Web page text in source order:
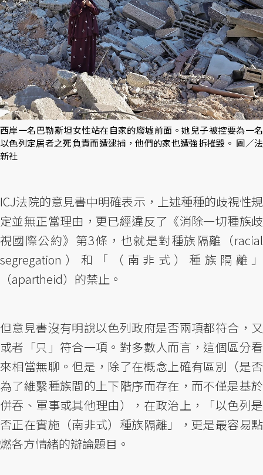
西岸一名巴勒斯坦女性站在自家的廢墟前面。她兒子被控要為一名
以色列定居者之死負責而遭逮捕，他們的家也遭強拆摧毀。 圖／法
新社
ICJ法院的意見書中明確表示，上述種種的歧視性規
定並無正當理由，更已經違反了《消除一切種族歧
視國際公約》第3條，也就是對種族隔離（racial
segregation）和「（南非式）種族隔離」
（apartheid）的禁止。
但意見書沒有明說以色列政府是否兩項都符合，又
或者「只」符合一項。對多數人而言，這個區分看
來相當無聊。但是，除了在概念上確有區別（是否
為了維繫種族間的上下階序而存在，而不僅是基於
併吞、軍事或其他理由），在政治上，「以色列是
否正在實施（南非式）種族隔離」，更是最容易點
燃各方情緒的辯論題目。